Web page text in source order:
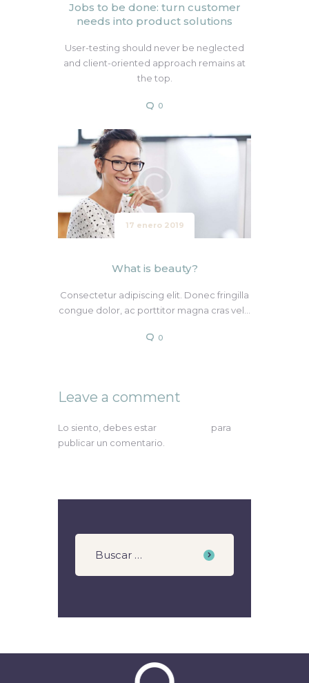
Jobs to be done: turn customer
needs into product solutions
User-testing should never be neglected
and client-oriented approach remains at
the top.
0
17 enero 2019
What is beauty?
Consectetur adipiscing elit. Donec fringilla
congue dolor, ac porttitor magna cras vel…
0
Leave a comment
Lo siento, debes estar
para
publicar un comentario.